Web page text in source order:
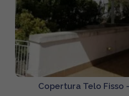
Copertura Telo Fisso